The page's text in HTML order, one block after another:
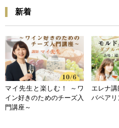
新着
マイ先生と楽しむ！ ～ワ
イン好きのためのチーズ入
門講座～
エレナ
バペアリ